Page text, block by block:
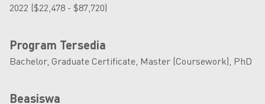
2022 ($22,478 - $87,720)
Program Tersedia
Bachelor, Graduate Certificate, Master (Coursework), PhD
Beasiswa